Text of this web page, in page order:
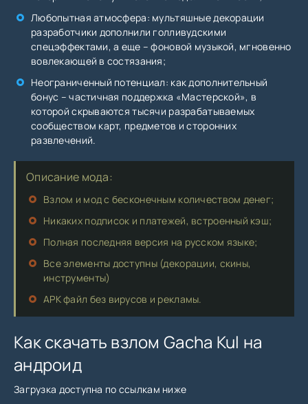
Любопытная атмосфера: мультяшные декорации
разработчики дополнили голливудскими
спецэффектами, а еще – фоновой музыкой, мгновенно
вовлекающей в состязания;
Неограниченный потенциал: как дополнительный
бонус – частичная поддержка «Мастерской», в
которой скрываются тысячи разрабатываемых
сообществом карт, предметов и сторонних
развлечений.
Описание мода:
Взлом и мод с бесконечным количеством денег;
Никаких подписок и платежей, встроенный кэш;
Полная последняя версия на русском языке;
Все элементы доступны (декорации, скины,
инструменты)
APK файл без вирусов и рекламы.
Как скачать взлом Gacha Kul на
андроид
Загрузка доступна по ссылкам ниже